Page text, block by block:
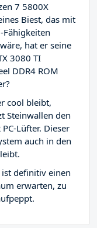
7 5800X
Biest, das mit
hat er seine
3080 TI
DDR4 ROM
cool bleibt,
Steinwallen den
Lüfter. Dieser
auch in den
ist definitiv einen
erwarten, zu